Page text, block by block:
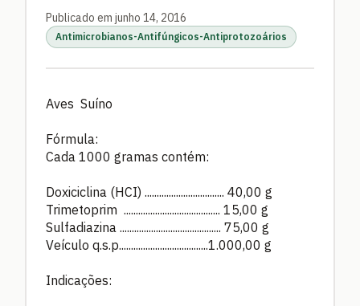
Publicado em junho 14, 2016
Antimicrobianos-Antifúngicos-Antiprotozoários
Aves Suíno
Fórmula:
Cada 1000 gramas contém:
Doxiciclina (HCI) ................................. 40,00 g
Trimetoprim ........................................ 15,00 g
Sulfadiazina .......................................... 75,00 g
Veículo q.s.p.....................................1.000,00 g
Indicações: